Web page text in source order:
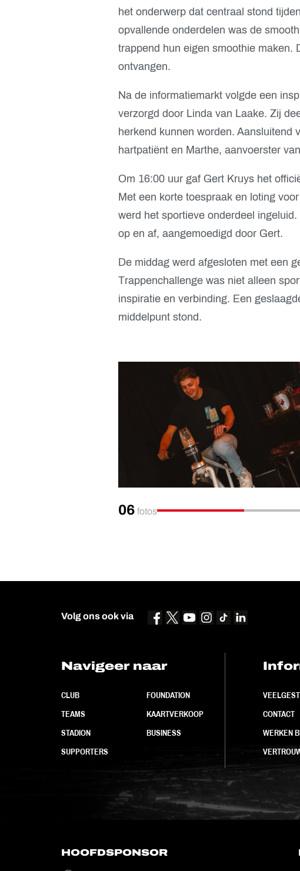
het onderwerp dat centraal stond
opvallende onderdelen was de
trappend hun eigen smoothie maken.
ontvangen.
Na de informatiemarkt volgde een
verzorgd door Linda van Laake. Zij
herkend kunnen worden. Aansluitend
hartpatiënt en Marthe, aanvoerster
Om 16:00 uur gaf Gert Kruys het
Met een korte toespraak en loting
werd het sportieve onderdeel
op en af, aangemoedigd door Gert.
De middag werd afgesloten met een
Trappenchallenge was niet alleen
inspiratie en verbinding. Een
middelpunt stond.
06fotos
Volg ons ook via
Navigeer naar
CLUB
TEAMS
STADION
SUPPORTERS
FOUNDATION
KAARTVERKOOP
BUSINESS
CONTACT
WERKEN
HOOFDSPONSOR